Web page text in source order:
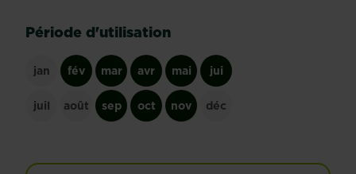
Période d'utilisation
jan fév mar avr mai jui
juil août sep oct nov déc